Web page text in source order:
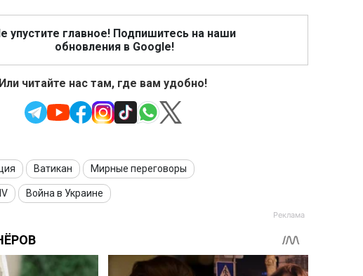
упустите главное! Подпишитесь на наши
обновления в Google!
Или читайте нас там, где вам удобно!
Ватикан Мирные переговоры
Война в Украине